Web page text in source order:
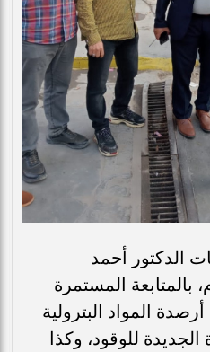
الدكتور أحمد
بالمتابعة المستمرة
المواد البترولية
الجديدة للوقود، وكذا